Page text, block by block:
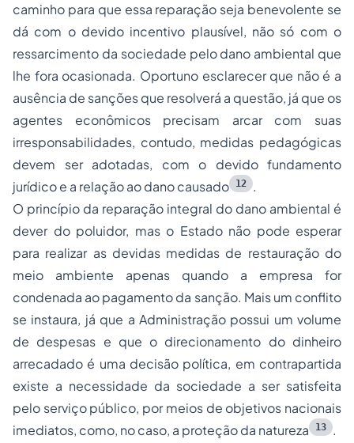
caminho para que essa reparação seja benevolente se
dá com o devido incentivo plausível, não só com o
ressarcimento da sociedade pelo dano ambiental que
lhe fora ocasionada. Oportuno esclarecer que não é a
ausência de sanções que resolverá a questão, já que os
agentes econômicos precisam arcar com suas
irresponsabilidades, contudo, medidas pedagógicas
devem ser adotadas, com o devido fundamento
jurídico e a relação ao dano causado
12
.
O princípio da reparação integral do dano ambiental é
dever do poluidor, mas o Estado não pode esperar
para realizar as devidas medidas de restauração do
meio ambiente apenas quando a empresa for
condenada ao pagamento da sanção. Mais um conflito
se instaura, já que a Administração possui um volume
de despesas e que o direcionamento do dinheiro
arrecadado é uma decisão política, em contrapartida
existe a necessidade da sociedade a ser satisfeita
pelo serviço público, por meios de objetivos nacionais
imediatos, como, no caso, a proteção da natureza
13
.